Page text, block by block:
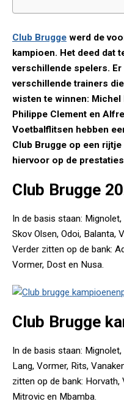
Club Brugge werd de
kampioen. Het deed dat
verschillende spelers.
verschillende trainers
wisten te winnen: Michel
Philippe Clement en
Voetbalflitsen hebben
Club Brugge op een
hiervoor op de
Club Brugge
In de basis staan:
Skov Olsen, Odoi, Balanta,
Verder zitten op de bank:
Vormer, Dost en Nusa.
Club Brugge
In de basis staan:
Lang, Vormer, Rits,
zitten op de bank: Horvath,
Mitrovic en Mbamba.